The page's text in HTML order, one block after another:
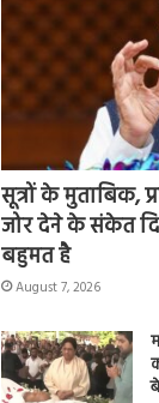
सूत्रों के मुताबिक,
जोर देने के संकेत
बहुमत है
August 7, 2026